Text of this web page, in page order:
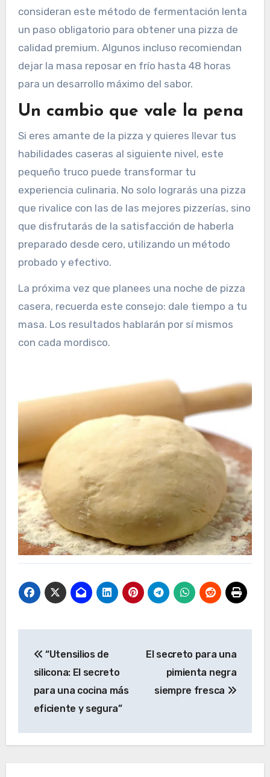
consideran este método de fermentación lenta
un paso obligatorio para obtener una pizza de
calidad premium. Algunos incluso recomiendan
dejar la masa reposar en frío hasta 48 horas
para un desarrollo máximo del sabor.
Un cambio que vale la pena
Si eres amante de la pizza y quieres llevar tus
habilidades caseras al siguiente nivel, este
pequeño truco puede transformar tu
experiencia culinaria. No solo lograrás una pizza
que rivalice con las de las mejores pizzerías, sino
que disfrutarás de la satisfacción de haberla
preparado desde cero, utilizando un método
probado y efectivo.
La próxima vez que planees una noche de pizza
casera, recuerda este consejo: dale tiempo a tu
masa. Los resultados hablarán por sí mismos
con cada mordisco.
de
entradas
“Utensilios de
silicona: El secreto
para una cocina más
eficiente y segura”
El secreto para una
pimienta negra
siempre fresca